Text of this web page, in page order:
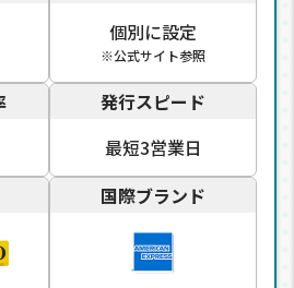
個別に設定
※公式サイト参照
発行スピード
最短3営業日
国際ブランド